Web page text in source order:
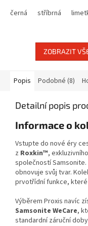
Velikost: střední
černá stříbrná
ZOBRAZIT
Popis Podobné (8)
Detailní popis
Informace o
Vstupte do nové éry
z Roxkin™,
společností
obnovuje svůj tvar.
prvotřídní funkce,
Výběrem Proxis navíc
Samsonite WeCare,
standardní záruční